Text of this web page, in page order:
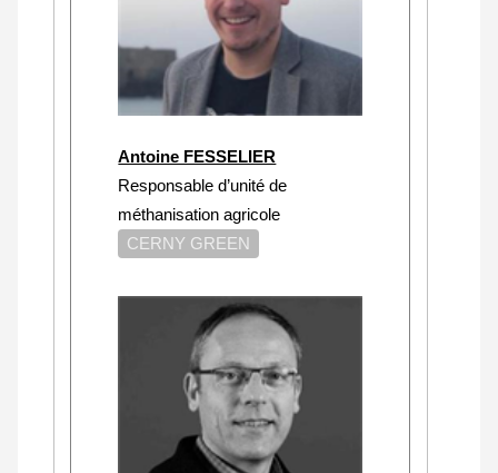
Antoine FESSELIER
Responsable d’unité de
méthanisation agricole
CERNY GREEN